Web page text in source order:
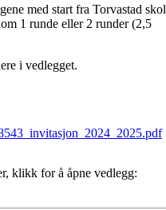
med start fra Torvastad
1 runde eller 2 runder (2,5
i vedlegget.
klikk for å åpne vedlegg: